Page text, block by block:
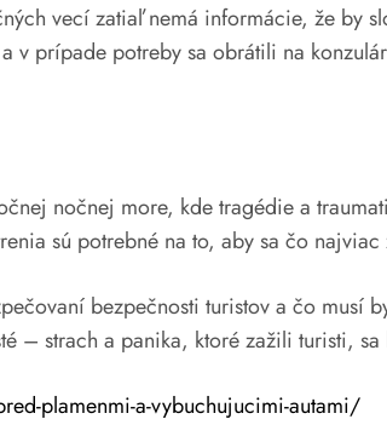
vecí zatiaľ nemá informácie, že by
v prípade potreby sa obrátili na
nočnej more, kde tragédie a
sú potrebné na to, aby sa čo
bezpečnosti turistov a čo musí
– strach a panika, ktoré zažili turisti, sa
plamenmi-a-vybuchujucimi-autami/